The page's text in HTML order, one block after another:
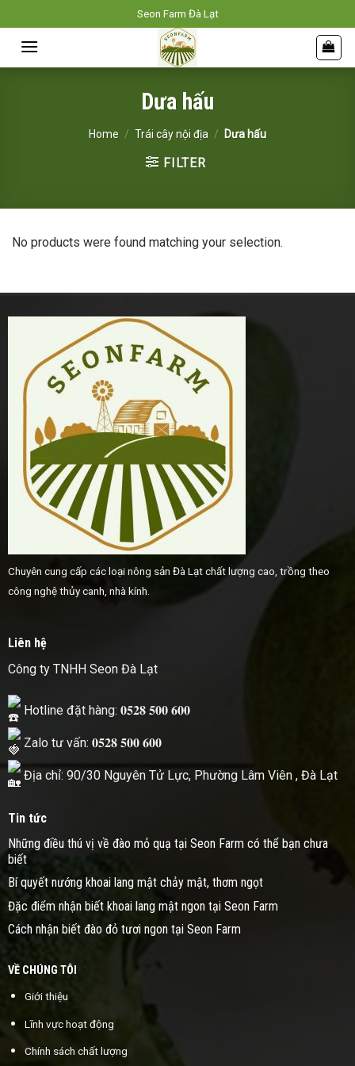
to
content
Seon Farm Đà Lạt
Dưa hấu
Home / Trái cây nội địa / Dưa hấu
FILTER
No products were found matching your selection.
Chuyên cung cấp các loại nông sản Đà Lạt chất lượng cao, trồng theo
công nghệ thủy canh, nhà kính.
Liên hệ
Công ty TNHH Seon Đà Lạt
Hotline đặt hàng: 𝟎𝟓𝟐𝟖 𝟓𝟎𝟎 𝟔𝟎𝟎
Zalo tư vấn: 𝟎𝟓𝟐𝟖 𝟓𝟎𝟎 𝟔𝟎𝟎
Địa chỉ: 90/30 Nguyên Tử Lực, Phường Lâm Viên , Đà Lạt
Tin tức
Những điều thú vị về đào mỏ quạ tại Seon Farm có thể bạn chưa
biết
Bí quyết nướng khoai lang mật chảy mật, thơm ngọt
Đặc điểm nhận biết khoai lang mật ngon tại Seon Farm
Cách nhận biết đào đỏ tươi ngon tại Seon Farm
VỀ CHÚNG TÔI
Giới thiệu
Lĩnh vực hoạt động
Chính sách chất lượng